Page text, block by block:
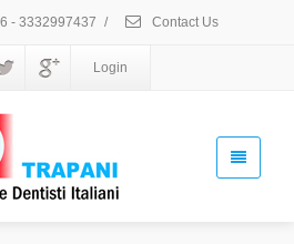
- 3332997437 / Contact Us
Login